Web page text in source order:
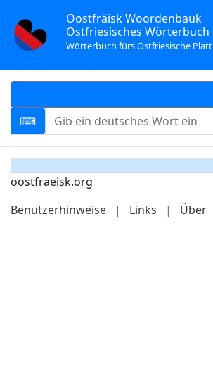
Oostfräisk Woordenbauk
Ostfriesisches Wörterbuch
Wörterbuch fürs Ostfriesische Platt
oostfraeisk.org
Benutzerhinweise
| Links | Über